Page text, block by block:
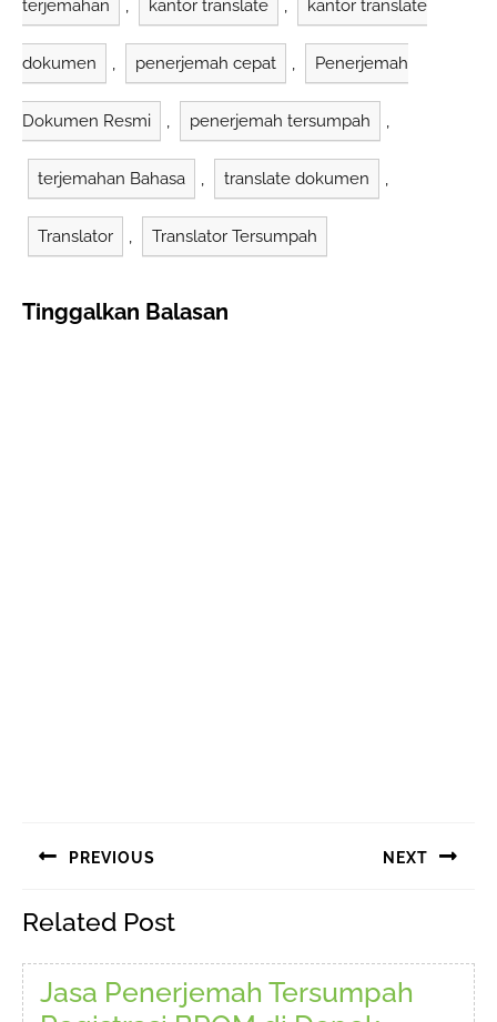
terjemahan , kantor translate , kantor translate
dokumen , penerjemah cepat , Penerjemah
Dokumen Resmi , penerjemah tersumpah ,
terjemahan Bahasa , translate dokumen ,
Translator , Translator Tersumpah
Tinggalkan Balasan
pos
PREVIOUS
post:
NEXT
Related Post
Jasa Penerjemah Tersumpah